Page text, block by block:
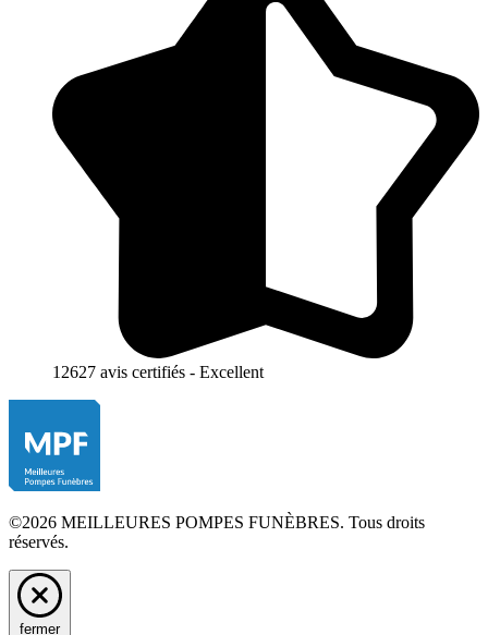
12627 avis certifiés - Excellent
©2026 MEILLEURES POMPES FUNÈBRES. Tous droits
réservés.
fermer